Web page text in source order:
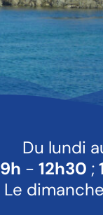
Du lundi
9h - 12h30 ;
Le